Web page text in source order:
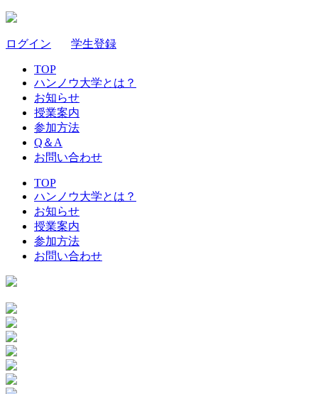
ログイン 学生登録
TOP
ハンノウ大学とは？
お知らせ
授業案内
参加方法
Q＆A
お問い合わせ
TOP
ハンノウ大学とは？
お知らせ
授業案内
参加方法
お問い合わせ